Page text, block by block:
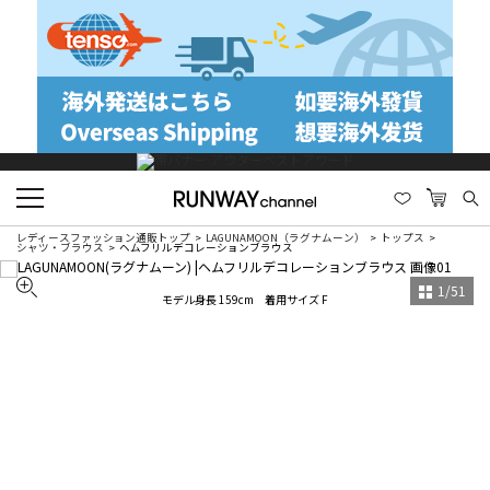
レディースファッション通販トップ LAGUNAMOON（ラグナムーン） トップス
シャツ・ブラウス ヘムフリルデコレーションブラウス
モデル身長 159cm 着用サイズ F 1 /51